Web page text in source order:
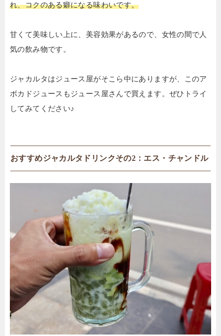
れ、コクのある癖になる味わいです。
甘くて美味しい上に、美容効果があるので、女性の間で人
気の飲み物です。
ジャカルタはジュース屋がそこら中にありますが、このア
ボカドジュースもジュース屋さんで買えます。ぜひトライ
してみてください♪
おすすめジャカルタドリンクその2：エス・チャンドル